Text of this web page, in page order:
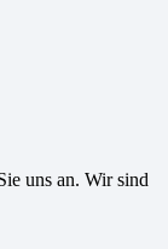
uns an. Wir sind